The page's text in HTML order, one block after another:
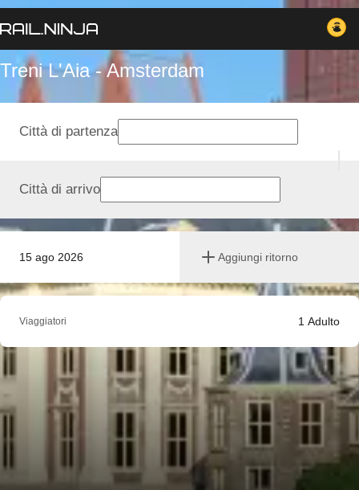
Treni L'Aia - Amsterdam
15 ago 2026 Aggiungi ritorno
Città di partenza
Città di arrivo
Viaggiatori 1 Adulto